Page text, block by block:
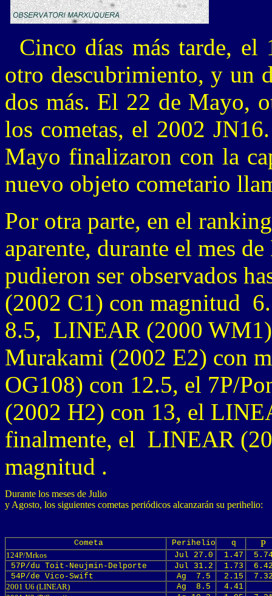
Cinco días más tarde,
otro descubrimiento, y un
dos más. El 22 de Mayo,
los cometas, el 2002
Mayo finalizaron con la
nuevo objeto cometario
Por otra parte, en el
aparente, durante el mes
pudieron ser observados
(2002 C1) con magnitud
8.5, LINEAR (2000
Murakami (2002 E2) con
OG108) con 12.5, el 7P/
(2002 H2) con 13, el
finalmente, el LINEAR
magnitud .
Durante los meses de Julio
y Agosto, los siguientes cometas periódicos alcanzarán su perihelio:
Cometa Perihelio q P
124P/Mrkos Jul 27.0 1.47
57P/du Toit-Neujmin-Delporte
Jul 31.2 1.73
54P/de Vico-Swift
Ag 7.5 2.15
2001 U6 (LINEAR)
Ag 8.5
4.41